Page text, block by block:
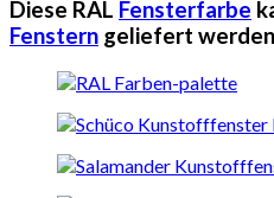
Diese RAL Fensterfarbe
Fenstern geliefert